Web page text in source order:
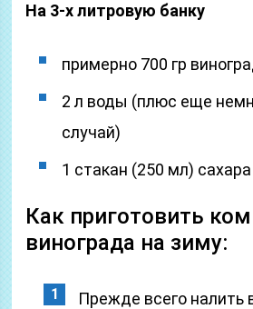
На 3-х литровую банку
примерно 700 гр
2 л воды (плюс еще
случай)
1 стакан (250 мл) сахара
Как приготовить
винограда на зиму:
Прежде всего налить